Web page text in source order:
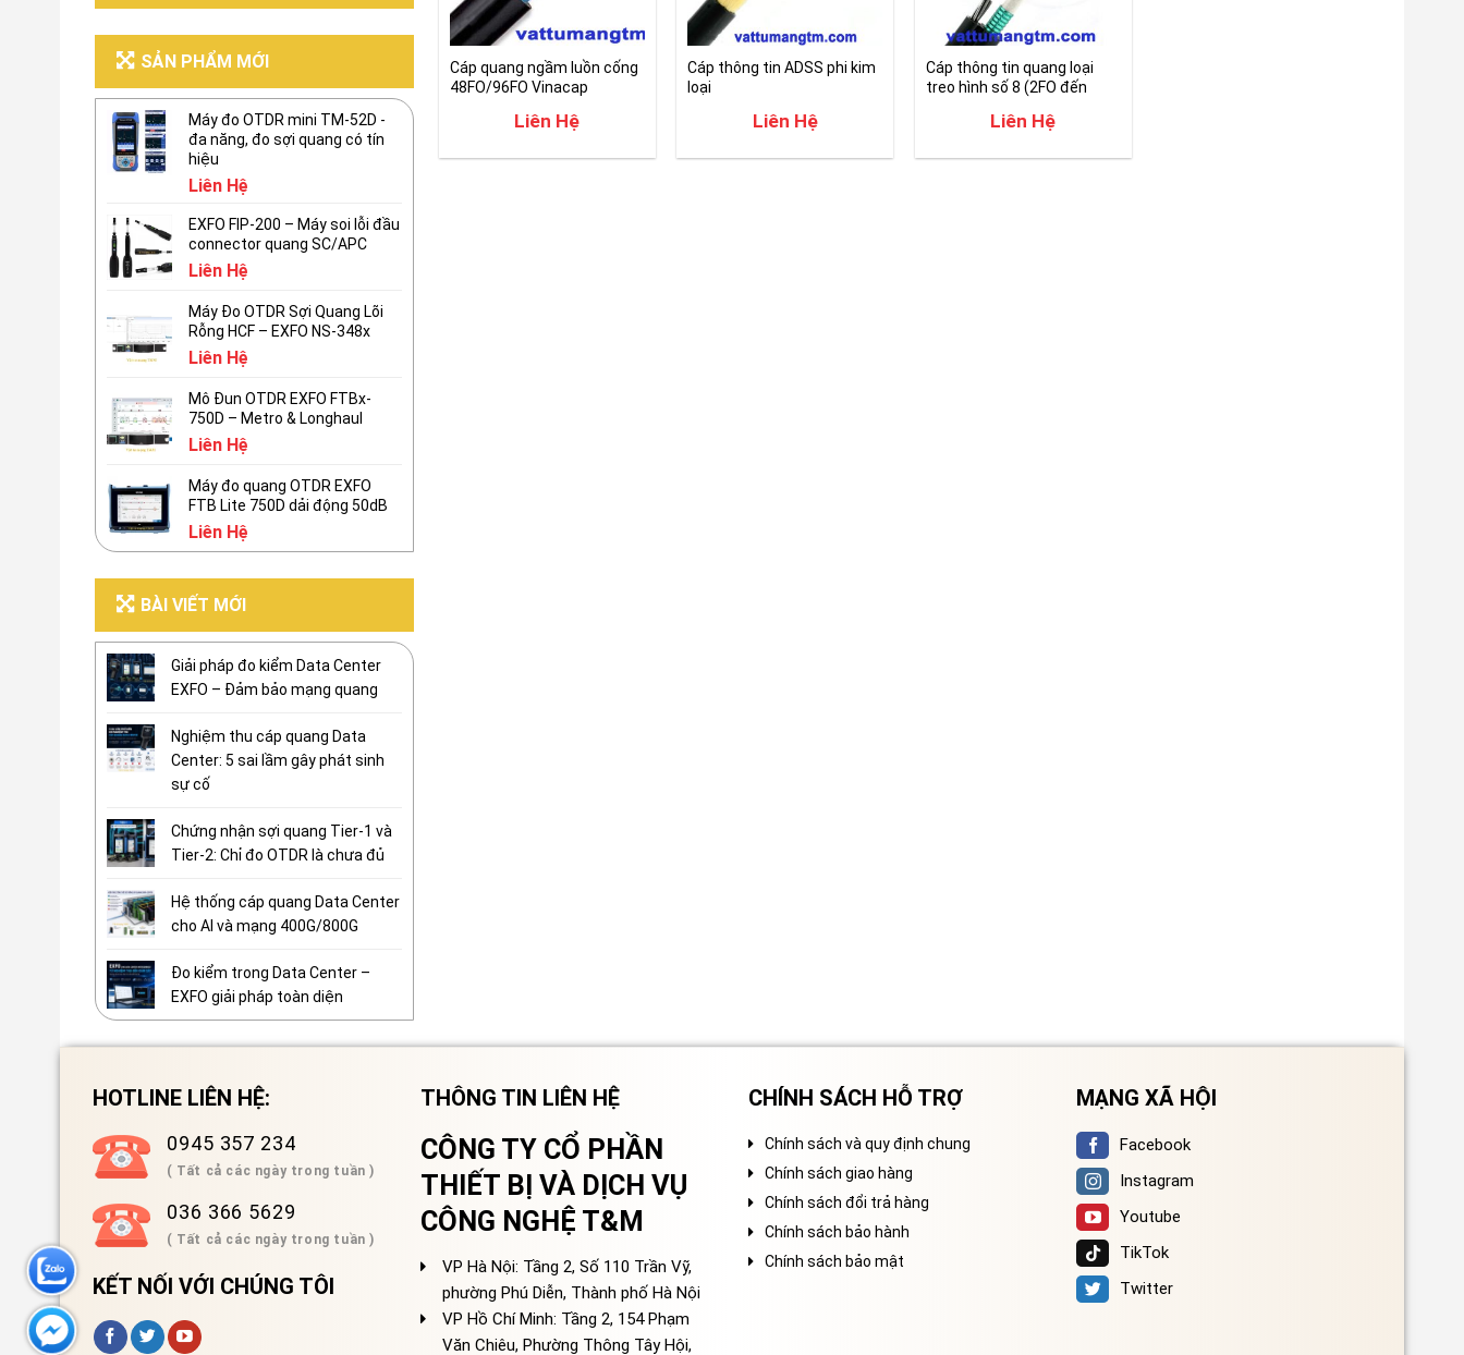
SẢN PHẨM MỚI
Máy đo OTDR mini TM-52D -
đa năng, đo sợi quang có tín
hiệu
Liên Hệ
EXFO FIP-200 – Máy soi lỗi đầu
connector quang SC/APC
Liên Hệ
Máy Đo OTDR Sợi Quang Lõi
Rỗng HCF – EXFO NS-348x
Liên Hệ
Mô Đun OTDR EXFO FTBx-
750D – Metro & Longhaul
Liên Hệ
Máy đo quang OTDR EXFO
FTB Lite 750D dải động 50dB
Liên Hệ
BÀI VIẾT MỚI
Giải pháp đo kiểm Data Center
EXFO – Đảm bảo mạng quang
Nghiệm thu cáp quang Data
Center: 5 sai lầm gây phát sinh
sự cố
Chứng nhận sợi quang Tier-1 và
Tier-2: Chỉ đo OTDR là chưa đủ
Hệ thống cáp quang Data Center
cho AI và mạng 400G/800G
Đo kiểm trong Data Center –
EXFO giải pháp toàn diện
Cáp quang ngầm luồn cống
48FO/96FO Vinacap
Liên Hệ
Cáp thông tin ADSS phi kim
loại
Liên Hệ
Cáp thông tin quang loại
treo hình số 8 (2FO đến
Liên Hệ
HOTLINE LIÊN HỆ:
0945 357 234
( Tất cả các ngày trong tuần )
036 366 5629
( Tất cả các ngày trong tuần )
KẾT NỐI VỚI CHÚNG TÔI
THÔNG TIN LIÊN HỆ
CÔNG TY CỔ PHẦN
THIẾT BỊ VÀ DỊCH VỤ
CÔNG NGHỆ T&M
VP Hà Nội: Tầng 2, Số 110 Trần Vỹ,
phường Phú Diễn, Thành phố Hà Nội
VP Hồ Chí Minh: Tầng 2, 154 Phạm
Văn Chiêu, Phường Thông Tây Hội,
CHÍNH SÁCH HỖ TRỢ
Chính sách và quy định chung
Chính sách giao hàng
Chính sách đổi trả hàng
Chính sách bảo hành
Chính sách bảo mật
MẠNG XÃ HỘI
Facebook
Instagram
Youtube
TikTok
Twitter